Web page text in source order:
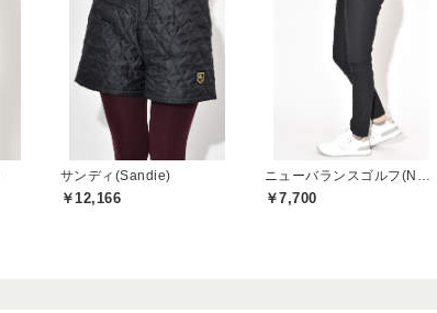
サンディ(Sandie)
￥12,166 ￥7,700